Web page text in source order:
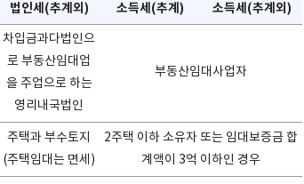
법인세(추계외) 소득세(추계) 소득세(추계외)
차입금과다법인으
로 부동산임대업
을 주업으로 하는
영리내국법인
부동산임대사업자
주택과 부수토지
(주택임대는 면세)
2주택 이하 소유자 또는 임대보증금 합
계액이 3억 이하인 경우